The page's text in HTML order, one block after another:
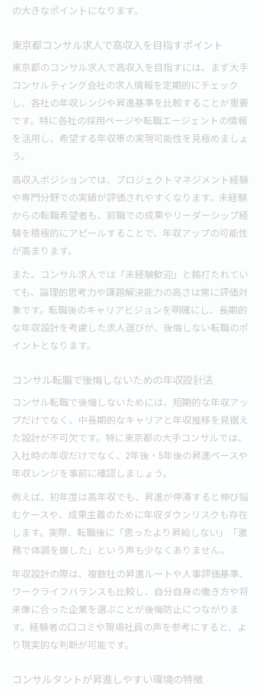
の大きなポイントになります。
東京都コンサル求人で高収入を目指すポイント
東京都のコンサル求人で高収入を目指すには、まず大手
コンサルティング会社の求人情報を定期的にチェック
し、各社の年収レンジや昇進基準を比較することが重要
です。特に各社の採用ページや転職エージェントの情報
を活用し、希望する年収帯の実現可能性を見極めましょ
う。
高収入ポジションでは、プロジェクトマネジメント経験
や専門分野での実績が評価されやすくなります。未経験
からの転職希望者も、前職での成果やリーダーシップ経
験を積極的にアピールすることで、年収アップの可能性
が高まります。
また、コンサル求人では「未経験歓迎」と銘打たれてい
ても、論理的思考力や課題解決能力の高さは常に評価対
象です。転職後のキャリアビジョンを明確にし、長期的
な年収設計を考慮した求人選びが、後悔しない転職のポ
イントとなります。
コンサル転職で後悔しないための年収設計法
コンサル転職で後悔しないためには、短期的な年収アッ
プだけでなく、中長期的なキャリアと年収推移を見据え
た設計が不可欠です。特に東京都の大手コンサルでは、
入社時の年収だけでなく、2年後・5年後の昇進ペースや
年収レンジを事前に確認しましょう。
例えば、初年度は高年収でも、昇進が停滞すると伸び悩
むケースや、成果主義のために年収ダウンリスクも存在
します。実際、転職後に「思ったより昇給しない」「激
務で体調を崩した」という声も少なくありません。
年収設計の際は、複数社の昇進ルートや人事評価基準、
ワークライフバランスも比較し、自分自身の働き方や将
来像に合った企業を選ぶことが後悔防止につながりま
す。経験者の口コミや現場社員の声を参考にすると、よ
り現実的な判断が可能です。
コンサルタントが昇進しやすい環境の特徴